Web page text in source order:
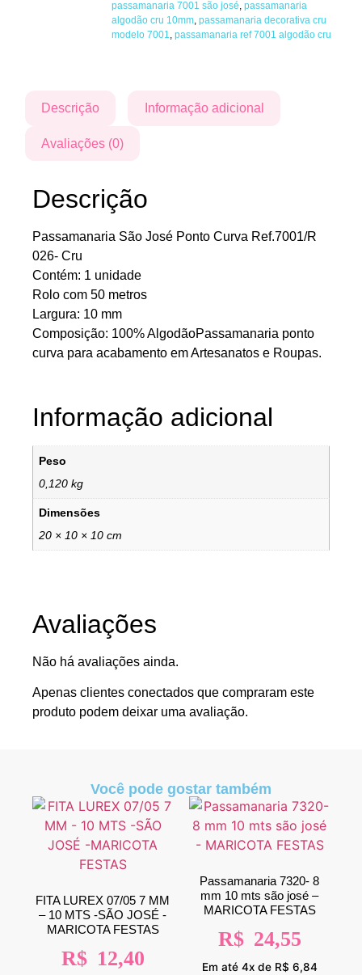
passamanaria 7001 são josé, passamanaria
algodão cru 10mm, passamanaria decorativa cru
modelo 7001, passamanaria ref 7001 algodão cru
Descrição Informação adicional
Avaliações (0)
Descrição
Passamanaria São José Ponto Curva Ref.7001/R
026- Cru
Contém: 1 unidade
Rolo com 50 metros
Largura: 10 mm
Composição: 100% AlgodãoPassamanaria ponto
curva para acabamento em Artesanatos e Roupas.
Informação adicional
Peso
0,120 kg
Dimensões
20 × 10 × 10 cm
Avaliações
Não há avaliações ainda.
Apenas clientes conectados que compraram este
produto podem deixar uma avaliação.
Você pode gostar também
FITA LUREX 07/05 7 MM
– 10 MTS -SÃO JOSÉ -
MARICOTA FESTAS
R$ 12,40
Passamanaria 7320- 8
mm 10 mts são josé –
MARICOTA FESTAS
R$ 24,55
Em até 4x de R$ 6,84